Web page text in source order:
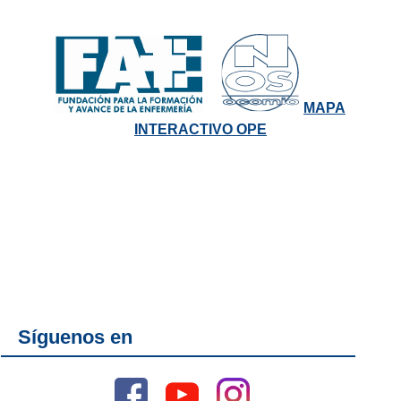
MAPA
INTERACTIVO OPE
Síguenos en